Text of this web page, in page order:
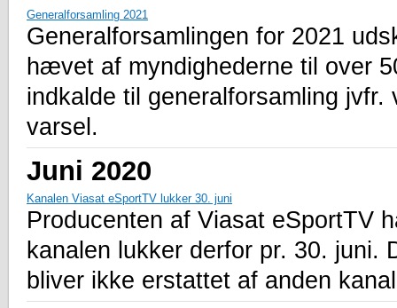
Generalforsamling 2021
Generalforsamlingen for 2021
hævet af myndighederne til over
indkalde til generalforsamling
varsel.
Juni 2020
Kanalen Viasat eSportTV lukker 30. juni
Producenten af Viasat eSportTV
kanalen lukker derfor pr. 30. juni.
bliver ikke erstattet af anden